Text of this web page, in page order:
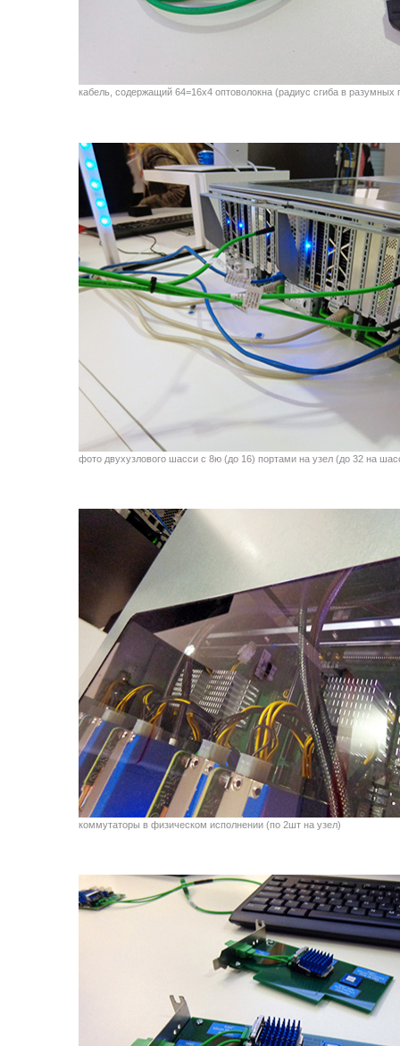
кабель, содержащий 64=16x4 оптоволокна (радиус сгиба в разумных
фото двухузлового шасси с 8ю (до 16) портами на узел (до 32 на
коммутаторы в физическом исполнении (по 2шт на узел)